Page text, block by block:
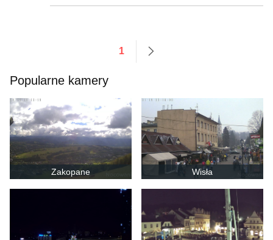
1
Popularne kamery
Zakopane Wisła